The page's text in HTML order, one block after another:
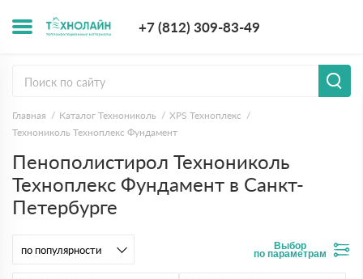
+7 (812) 309-83-49
Главная Каталог Технониколь
XPS Техноплекс
Технониколь Техноплекс Фундамент
Пенополистирол Технониколь
Техноплекс Фундамент в Санкт-
Петербурге
Выбор
по параметрам